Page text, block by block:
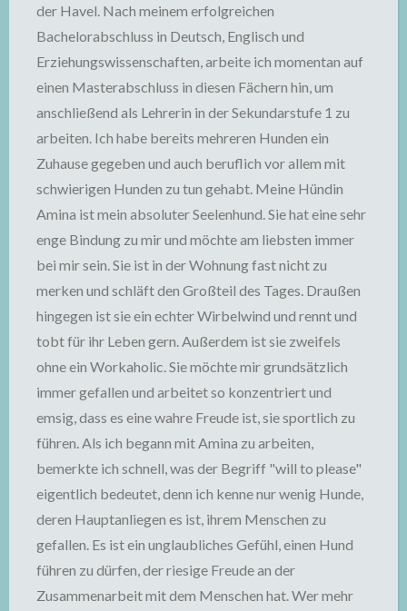
der Havel. Nach meinem erfolgreichen
Bachelorabschluss in Deutsch, Englisch und
Erziehungswissenschaften, arbeite ich momentan auf
einen Masterabschluss in diesen Fächern hin, um
anschließend als Lehrerin in der Sekundarstufe 1 zu
arbeiten. Ich habe bereits mehreren Hunden ein
Zuhause gegeben und auch beruflich vor allem mit
schwierigen Hunden zu tun gehabt. Meine Hündin
Amina ist mein absoluter Seelenhund. Sie hat eine sehr
enge Bindung zu mir und möchte am liebsten immer
bei mir sein. Sie ist in der Wohnung fast nicht zu
merken und schläft den Großteil des Tages. Draußen
hingegen ist sie ein echter Wirbelwind und rennt und
tobt für ihr Leben gern. Außerdem ist sie zweifels
ohne ein Workaholic. Sie möchte mir grundsätzlich
immer gefallen und arbeitet so konzentriert und
emsig, dass es eine wahre Freude ist, sie sportlich zu
führen. Als ich begann mit Amina zu arbeiten,
bemerkte ich schnell, was der Begriff "will to please"
eigentlich bedeutet, denn ich kenne nur wenig Hunde,
deren Hauptanliegen es ist, ihrem Menschen zu
gefallen. Es ist ein unglaubliches Gefühl, einen Hund
führen zu dürfen, der riesige Freude an der
Zusammenarbeit mit dem Menschen hat. Wer mehr